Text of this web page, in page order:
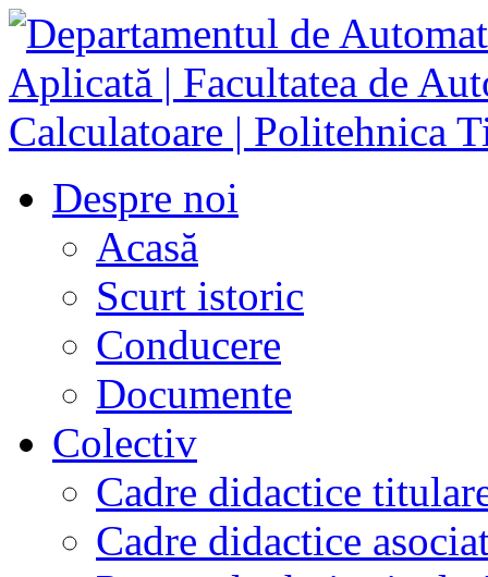
Despre noi
Acasă
Scurt istoric
Conducere
Documente
Colectiv
Cadre didactice
Cadre didactice